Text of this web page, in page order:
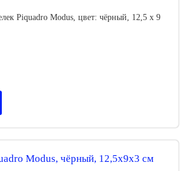
Piquadro Modus, цвет: чёрный, 12,5 x 9
Modus, чёрный, 12,5x9x3 см